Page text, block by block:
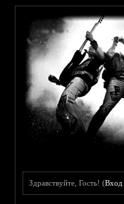
Здравствуйте, Гость! (Вход